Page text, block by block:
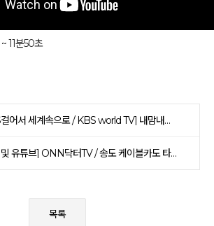
11분50초
[KBS걸어서 세계속으로 / KBS world TV] 내맘내런 부산편
[방송 및 유튜브] ONN닥터TV / 송도 케이블카도 타고, 송도 주변 구석구석 다녀보자!편(2025. 11. 3)
목록